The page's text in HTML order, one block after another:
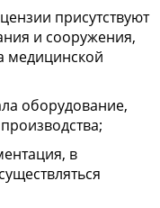
присутствуют
и сооружения,
медицинской
оборудование,
в